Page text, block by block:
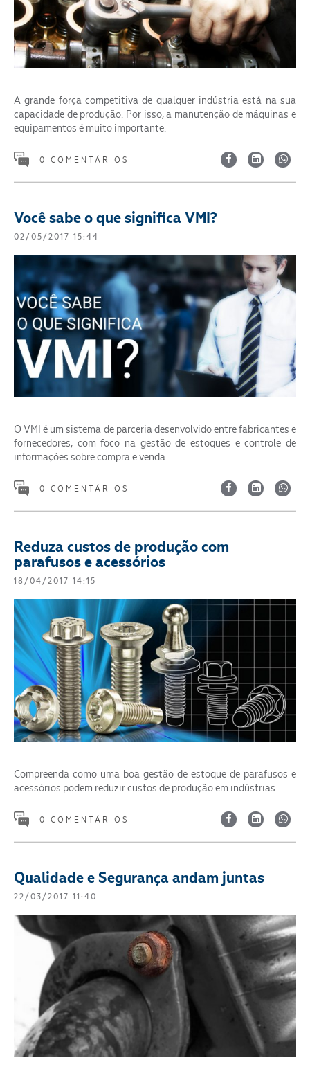
A grande força competitiva de qualquer indústria está na sua
capacidade de produção. Por isso, a manutenção de máquinas e
equipamentos é muito importante.
0 COMENTÁRIOS
Você sabe o que significa VMI?
02/05/2017 15:44
O VMI é um sistema de parceria desenvolvido entre fabricantes e
fornecedores, com foco na gestão de estoques e controle de
informações sobre compra e venda.
0 COMENTÁRIOS
Reduza custos de produção com
parafusos e acessórios
18/04/2017 14:15
Compreenda como uma boa gestão de estoque de parafusos e
acessórios podem reduzir custos de produção em indústrias.
0 COMENTÁRIOS
Qualidade e Segurança andam juntas
22/03/2017 11:40